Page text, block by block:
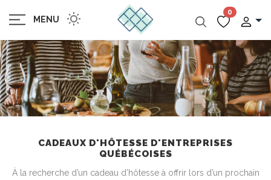
MENU
0
CADEAUX D'HÔTESSE D'ENTREPRISES
QUÉBÉCOISES
À la recherche d’un cadeau d’hôtesse à offrir lors d’un prochain